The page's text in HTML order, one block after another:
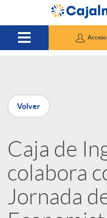
Saltar al contenido principal
Acceso
P
u
b
l
Volver
Caja de
colabora
Jornada